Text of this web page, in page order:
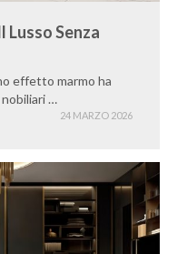
Senza
effetto marmo ha
…
24 MARZO 2026